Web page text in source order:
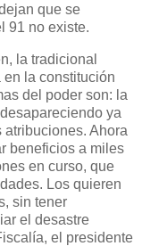
que se
91 no existe.
la tradicional
en la constitución
del poder son: la
ya
Ahora
beneficios a miles
en curso, que
Los quieren
sin tener
el desastre
el presidente